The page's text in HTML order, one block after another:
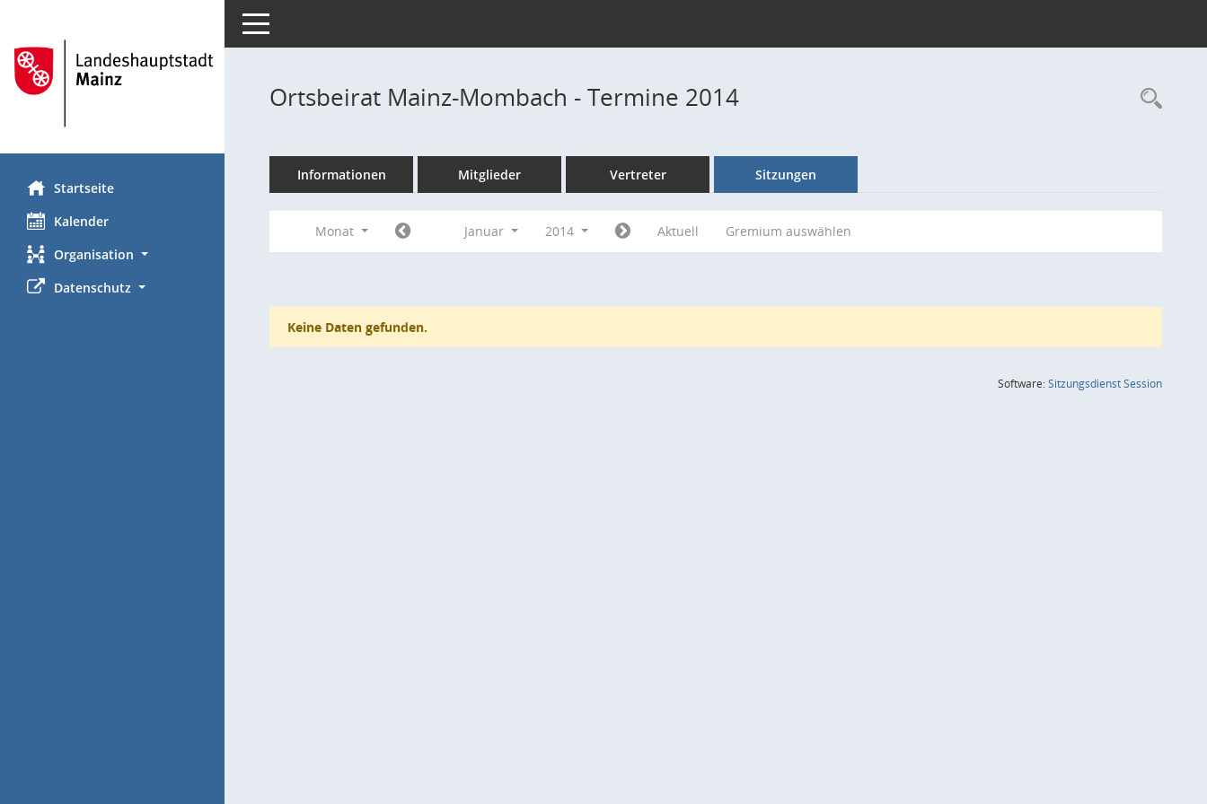
Startseite
Kalender
Organisation
Datenschutz
Toggle navigation
Ortsbeirat Mainz-Mombach - Termine 2014
Informationen Mitglieder Vertreter Sitzungen
Monat Januar 2014 Aktuell Gremium auswählen
Keine Daten gefunden.
Software:SitzungsdienstSession(Wird in